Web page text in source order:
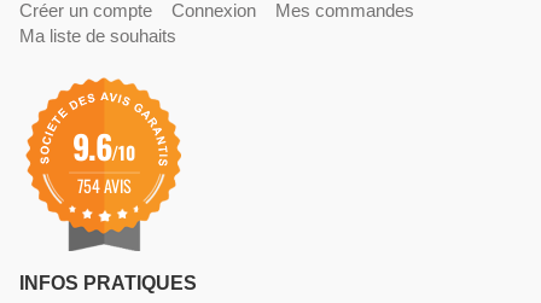
Créer un compte Connexion
Mes commandes
Ma liste de souhaits
9.6/10
754 AVIS
INFOS PRATIQUES